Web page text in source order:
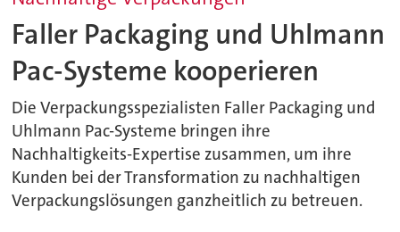
Faller Packaging und Uhlmann
Pac-Systeme kooperieren
Die Verpackungsspezialisten Faller Packaging und
Uhlmann Pac-Systeme bringen ihre
Nachhaltigkeits-Expertise zusammen, um ihre
Kunden bei der Transformation zu nachhaltigen
Verpackungslösungen ganzheitlich zu betreuen.